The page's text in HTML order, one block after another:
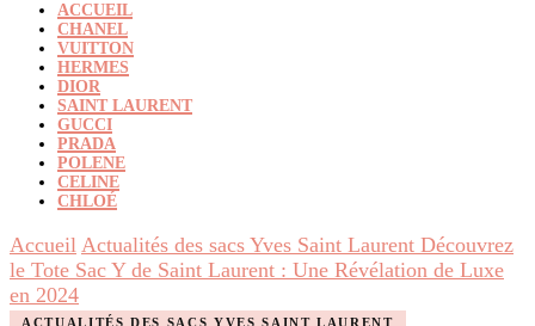
ACCUEIL
CHANEL
VUITTON
HERMES
DIOR
SAINT LAURENT
GUCCI
PRADA
POLENE
CELINE
CHLOÉ
Accueil Actualités des sacs Yves Saint Laurent Découvrez
le Tote Sac Y de Saint Laurent : Une Révélation de Luxe
en 2024
ACTUALITÉS DES SACS YVES SAINT LAURENT